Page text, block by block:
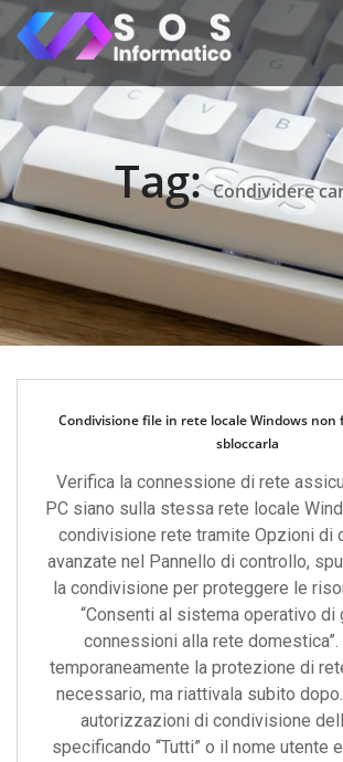
Tag:Condividere
Condivisione file in rete locale Windows non
sbloccarla
Verifica la connessione di rete
PC siano sulla stessa rete locale
condivisione rete tramite Opzioni di
avanzate nel Pannello di controllo,
la condivisione per proteggere le
“Consenti al sistema operativo di
connessioni alla rete
temporaneamente la protezione di
necessario, ma riattivala subito
autorizzazioni di condivisione
specificando “Tutti” o il nome utente